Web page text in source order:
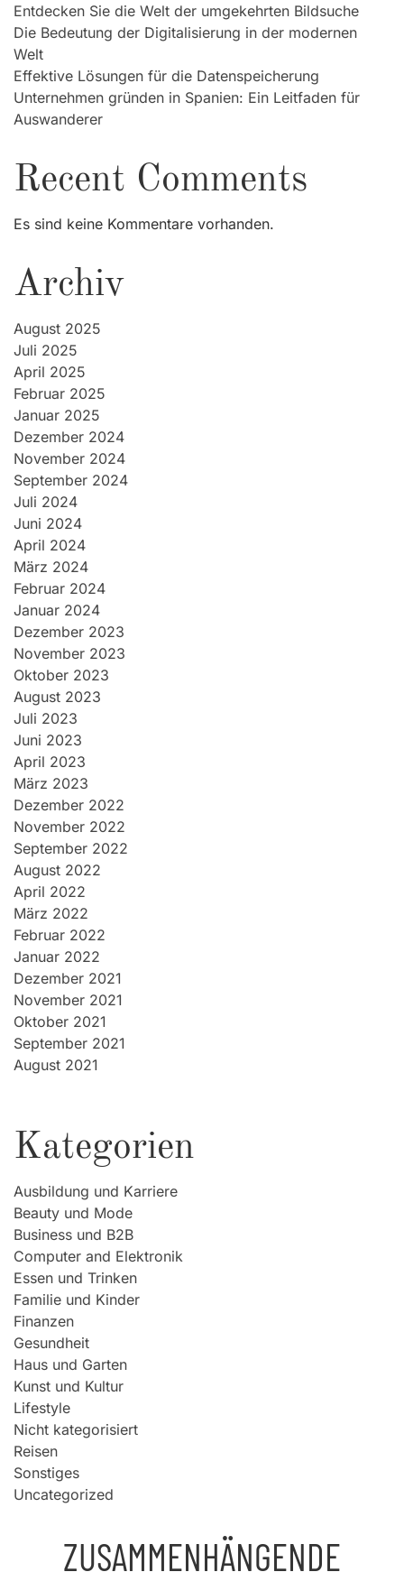
Entdecken Sie die Welt der umgekehrten Bildsuche
Die Bedeutung der Digitalisierung in der modernen
Welt
Effektive Lösungen für die Datenspeicherung
Unternehmen gründen in Spanien: Ein Leitfaden für
Auswanderer
Recent Comments
Es sind keine Kommentare vorhanden.
Archiv
August 2025
Juli 2025
April 2025
Februar 2025
Januar 2025
Dezember 2024
November 2024
September 2024
Juli 2024
Juni 2024
April 2024
März 2024
Februar 2024
Januar 2024
Dezember 2023
November 2023
Oktober 2023
August 2023
Juli 2023
Juni 2023
April 2023
März 2023
Dezember 2022
November 2022
September 2022
August 2022
April 2022
März 2022
Februar 2022
Januar 2022
Dezember 2021
November 2021
Oktober 2021
September 2021
August 2021
Kategorien
Ausbildung und Karriere
Beauty und Mode
Business und B2B
Computer and Elektronik
Essen und Trinken
Familie und Kinder
Finanzen
Gesundheit
Haus und Garten
Kunst und Kultur
Lifestyle
Nicht kategorisiert
Reisen
Sonstiges
Uncategorized
ZUSAMMENHÄNGENDE